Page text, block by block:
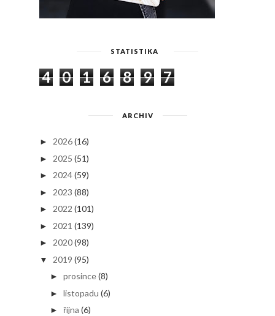
STATISTIKA
4 0 1 6 8 9 7
ARCHIV
► 2026(16)
► 2025 (51)
► 2024(59)
► 2023 (88)
► 2022 (101)
► 2021 (139)
► 2020(98)
▼ 2019 (95)
► prosince(8)
► listopadu (6)
► října (6)